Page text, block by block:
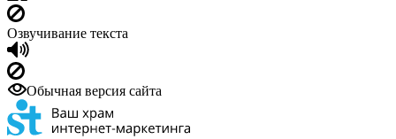
Озвучивание текста
Обычная версия сайта